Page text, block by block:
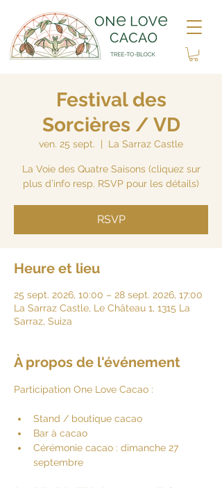
Festival des
Sorcières / VD
ven. 25 sept. La Sarraz Castle
La Voie des Quatre Saisons (cliquez sur
plus d’info resp. RSVP pour les détails)
RSVP
Heure et lieu
25 sept. 2026, 10:00 – 28 sept. 2026, 17:00
La Sarraz Castle, Le Château 1, 1315 La
Sarraz, Suiza
À propos de l'événement
Participation One Love Cacao :
Stand / boutique cacao
Bar à cacao
Cérémonie cacao : dimanche 27
septembre